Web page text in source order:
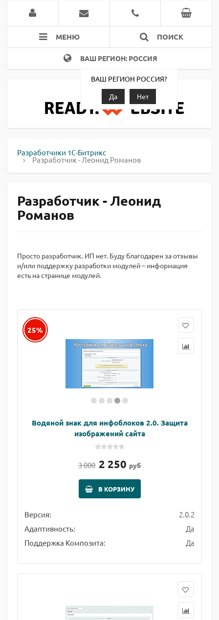
МЕНЮ ПОИСК
ВАШ РЕГИОН: РОССИЯ
ВАШ РЕГИОН РОССИЯ?
Да
Нет
Разработчики 1С-Битрикс
Разработчик - Леонид Романов
Разработчик - Леонид
Романов
Просто разработчик. ИП нет. Буду благодарен за отзывы
и/или поддержку разработки модулей – информация
есть на странице модулей.
25%
Водяной знак для инфоблоков 2.0. Защита
изображений сайта
3 000 2 250 руб
В КОРЗИНУ
Версия: 2.0.2
Адаптивность: Да
Поддержка Композита: Да